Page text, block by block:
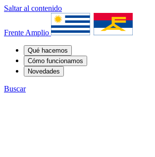
Saltar al contenido
Frente Amplio
Qué hacemos
Cómo funcionamos
Novedades
Buscar